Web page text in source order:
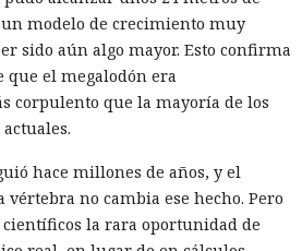
modelo de crecimiento muy
sido aún algo mayor. Esto confirma
que el megalodón era
corpulento que la mayoría de los
hace millones de años, y el
no cambia ese hecho. Pero
la rara oportunidad de